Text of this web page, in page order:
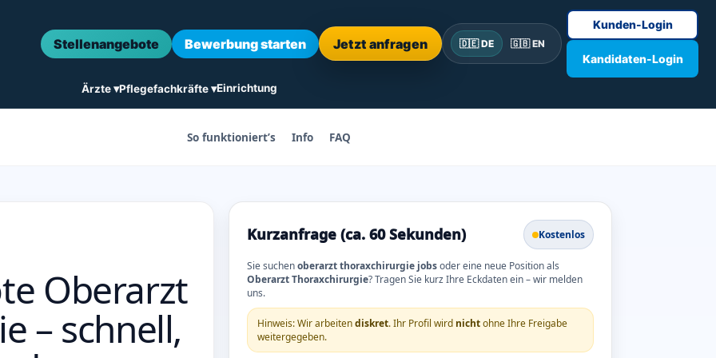
Ärzte ▾Pflegefachkräfte ▾Einrichtung
Stellenangebote Bewerbung starten Jetzt anfragen 🇩🇪 DE 🇬🇧 EN
Kunden-Login
Kandidaten-Login
So funktioniert’s Info FAQ
Oberarzt
– schnell,
Kurzanfrage (ca. 60 Sekunden) Kostenlos
Sie suchenoberarzt thoraxchirurgie jobsoder eine neue Position als
Oberarzt Thoraxchirurgie? Tragen Sie kurz Ihre Eckdaten ein – wir melden
uns.
Hinweis: Wir arbeitendiskret. Ihr Profil wird nichtohne Ihre Freigabe
weitergegeben.